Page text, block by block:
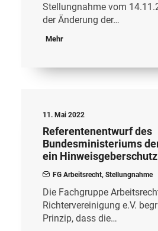
Stellungnahme vom
der Änderung der…
Mehr
11. Mai 2022
Referentenentwurf des
Bundesministeriums
ein
FG Arbeitsrecht, Stellungnahme
Die Fachgruppe
Richtervereinigung e.V.
Prinzip, dass die…